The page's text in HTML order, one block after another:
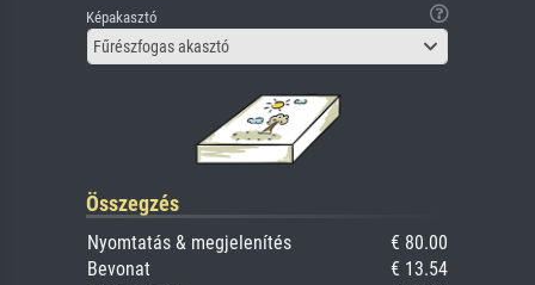
Képakasztó
Fűrészfogas akasztó
Összegzés
Nyomtatás & megjelenítés
€ 80.00
Bevonat
€ 13.54